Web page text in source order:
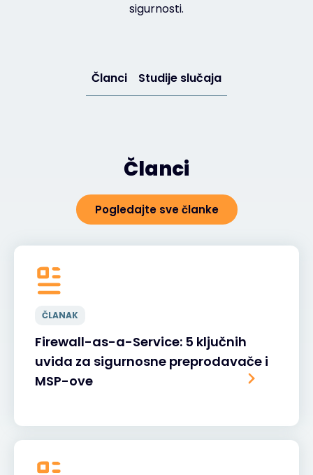
#weareexclusive
sigurnosti.
Članci Studije slučaja
Članci
Pogledajte sve članke
ČLANAK
Firewall-as-a-Service: 5 ključnih
uvida za sigurnosne preprodavače i
MSP-ove